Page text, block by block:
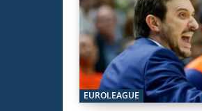
EUROLEAGUE